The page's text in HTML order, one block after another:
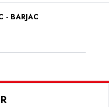
- BARJAC